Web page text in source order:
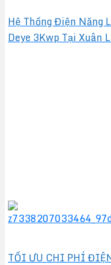
Hệ Thống Điện Năng
Deye 3Kwp Tại Xuân
TỐI ƯU CHI PHÍ